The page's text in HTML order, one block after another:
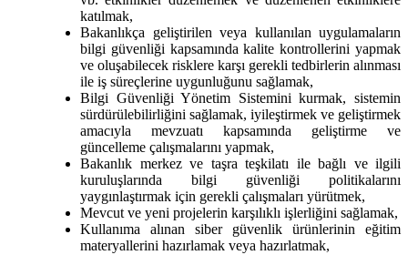
katılmak,
Bakanlıkça geliştirilen veya kullanılan uygulamaların
bilgi güvenliği kapsamında kalite kontrollerini yapmak
ve oluşabilecek risklere karşı gerekli tedbirlerin alınması
ile iş süreçlerine uygunluğunu sağlamak,
Bilgi Güvenliği Yönetim Sistemini kurmak, sistemin
sürdürülebilirliğini sağlamak, iyileştirmek ve geliştirmek
amacıyla mevzuatı kapsamında geliştirme ve
güncelleme çalışmalarını yapmak,
Bakanlık merkez ve taşra teşkilatı ile bağlı ve ilgili
kuruluşlarında bilgi güvenliği politikalarını
yaygınlaştırmak için gerekli çalışmaları yürütmek,
Mevcut ve yeni projelerin karşılıklı işlerliğini sağlamak,
Kullanıma alınan siber güvenlik ürünlerinin eğitim
materyallerini hazırlamak veya hazırlatmak,